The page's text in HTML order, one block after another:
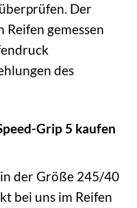
Der
gemessen
des
Grip 5 kaufen
der Größe 245/40
bei uns im Reifen